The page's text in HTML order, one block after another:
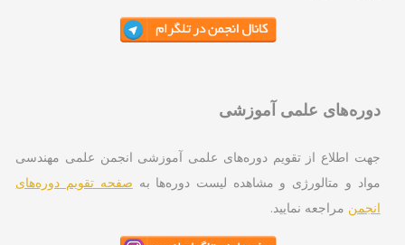
علمی آموزشی
اطلاع از تقویم دوره‌های علمی آموزشی انجمن علمی مهندسی
و متالورژی و مشاهده لیست دوره‌ها بهصفحه تقویم دوره‌های
مراجعه نمایید.